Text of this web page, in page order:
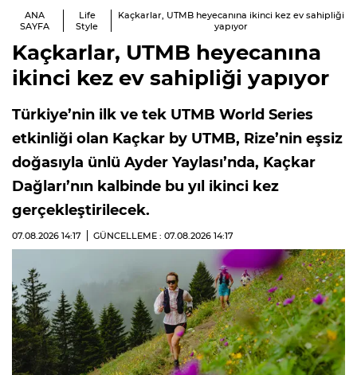
ANA
SAYFA
Life
Style
Kaçkarlar, UTMB heyecanına ikinci kez ev sahipliği
yapıyor
Kaçkarlar, UTMB heyecanına
ikinci kez ev sahipliği yapıyor
Türkiye’nin ilk ve tek UTMB World Series
etkinliği olan Kaçkar by UTMB, Rize’nin eşsiz
doğasıyla ünlü Ayder Yaylası’nda, Kaçkar
Dağları’nın kalbinde bu yıl ikinci kez
gerçekleştirilecek.
07.08.2026 14:17 GÜNCELLEME : 07.08.2026 14:17